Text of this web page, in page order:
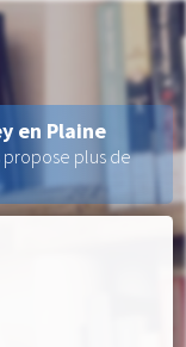
en Plaine
plus de